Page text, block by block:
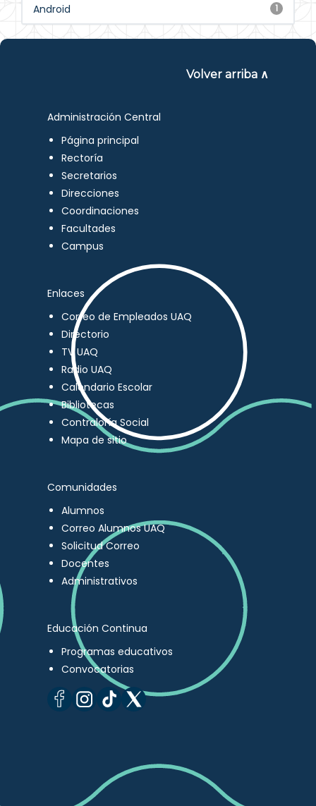
1
Android
Volver arriba ∧
Administración Central
Página principal
Rectoría
Secretarios
Direcciones
Coordinaciones
Facultades
Campus
Enlaces
Correo de Empleados UAQ
Directorio
TV UAQ
Radio UAQ
Calendario Escolar
Bibliotecas
Contraloría Social
Mapa de sitio
Comunidades
Alumnos
Correo Alumnos UAQ
Solicitud Correo
Docentes
Administrativos
Educación Continua
Programas educativos
Convocatorias